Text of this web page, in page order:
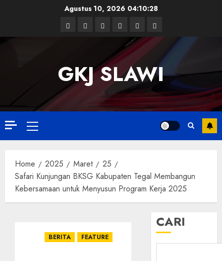
Agustus 10, 2026 04:10:29
Facebook
TwitterLinkedin
VK YoutubeInstagram
GKJ SLAWI
Primary
Menu
Home 2025 Maret
25
Safari Kunjungan BKSG Kabupaten Tegal Membangun
Kebersamaan untuk Menyusun Program Kerja 2025
BERITA FEATURE
CARI